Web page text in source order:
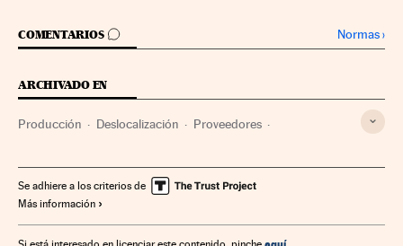
COMENTARIOS
IR A LOS COMENTARIOS Normas›
ARCHIVADO EN
Producción Deslocalización Proveedores
Tráfico marítimo Rutas transporte Egipto
Transporte marítimo Oriente Próximo Asia
Se adhiere a los criterios de
Más información